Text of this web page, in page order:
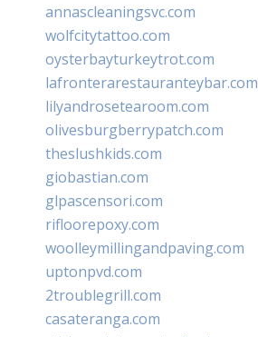
annascleaningsvc.com
wolfcitytattoo.com
oysterbayturkeytrot.com
lafronterarestauranteybar.com
lilyandrosetearoom.com
olivesburgberrypatch.com
theslushkids.com
giobastian.com
glpascensori.com
rifloorepoxy.com
woolleymillingandpaving.com
uptonpvd.com
2troublegrill.com
casateranga.com